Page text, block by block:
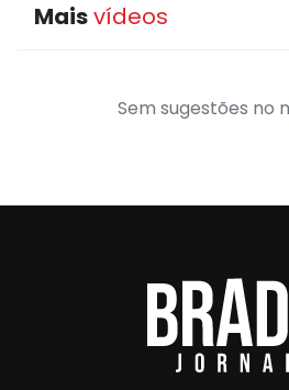
Maisvídeos
Sem sugestões no